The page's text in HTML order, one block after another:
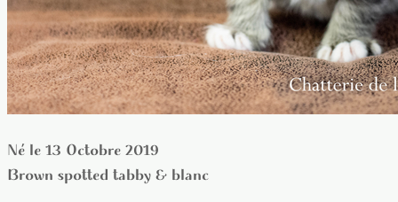
Né le 13 Octobre 2019
Brown spotted tabby & blanc